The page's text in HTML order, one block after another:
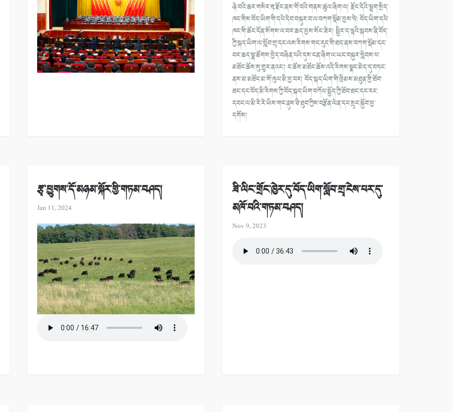
ཉེ་བའི་ཆར་གསེར་རྟ་རྫོང་ནས་གོ་བའི་གནས་ཚུལ་ཞིག་ལ། རྫོང་དེའི་སྦྲག་སྲིད་
ཁང་གིས་བོད་ཡིག་གི་དཔེ་དེབ་བསྐུར་བ་ལ་བཀག་སྡོམ་བྱས་ཏེ། བོད་ཡིག་དཔེ་
ཁང་གི་ཚོང་དོན་སོགས་ལ་བར་ཆད་བྱས་སོང་ཟེར། སྤྱིར་ད་ལྟའི་སྐབས་ནི་བོད་
ཀྱི་སྐད་ཡིག་ལ་སློབ་གྲྭ་དང་ལས་རིགས་གང་རུང་གི་ཐད་ནས་བཀག་སྡོམ་དང་
བར་ཆད་སྣ་ཚོགས་བྱེད་བཞིན་པའི་དུས་ངན་ཞིག་ལ་ཡང་བསྐྱར་སླེབས་པ་
མཐོང་ཆོས་སུ་གྱུར་ནའང་། ང་ཚོས་མཐོང་ཆོས་འདི་རིགས་སྣང་མེད་དུ་བཏང་
ནས་མ་མཐོང་མ་གོ་ཁུལ་མི་བྱ་བར། བོད་སྐད་ཡིག་གི་ཁྲིམས་མཐུན་གྱི་ཐོབ་
ཐང་དང་བོད་མི་རིགས་ཀྱི་བོད་སྐད་ཡིག་བཀོལ་སྤྱོད་ཀྱི་ཐོབ་ཐང་དང་རང་
དབང་ལ་མི་རེ་རེ་ཡིས་གང་ནུས་ཅི་ཐུབ་ཀྱིས་བརྩོན་ལེན་དང་སྲུང་སྐྱོབ་བྱ་
དགོས།
རྩྭ་ཕྱུགས་དོ་མཉམ་སྐོར་གྱི་གཏམ་བཤད།
Jan 11, 2024
ཟི་ལིང་གྲོང་ཁྱེར་དུ་བོད་ཡིག་སློབ་གྲྭ་ངེས་པར་དུ་
མཁོ་བའི་གཏམ་བཤད།
Nov 9, 2023